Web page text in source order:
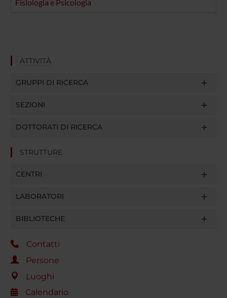
Fisiologia e Psicologia
ATTIVITÀ
GRUPPI DI RICERCA
SEZIONI
DOTTORATI DI RICERCA
STRUTTURE
CENTRI
LABORATORI
BIBLIOTECHE
Contatti
Persone
Luoghi
Calendario